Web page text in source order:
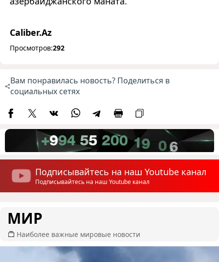
Caliber.Az
Просмотров:292
Вам понравилась новость? Поделиться в
социальных сетях
Подписывайтесь на наш Youtube канал
Подписывайтесь на наш Youtube канал
МИР
Наиболее важные мировые новости